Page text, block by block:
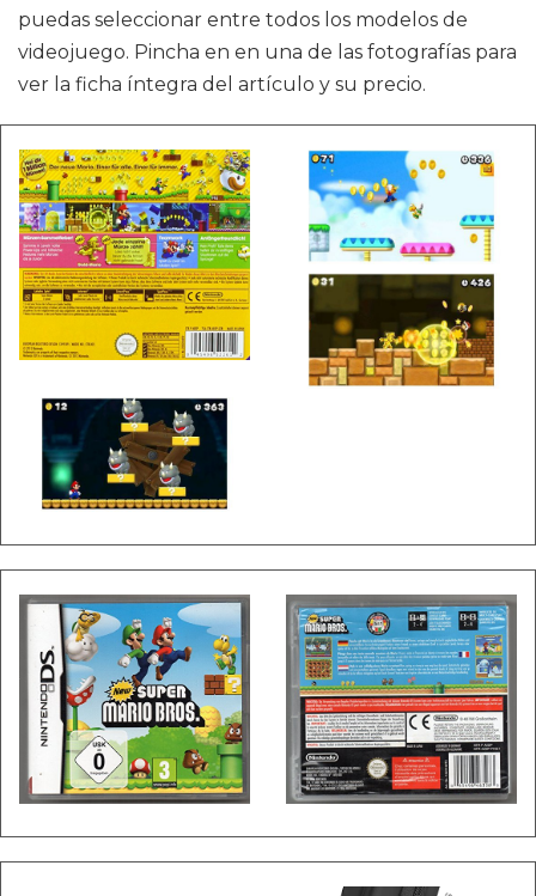
puedas seleccionar entre todos los modelos de
videojuego. Pincha en en una de las fotografías para
ver la ficha íntegra del artículo y su precio.